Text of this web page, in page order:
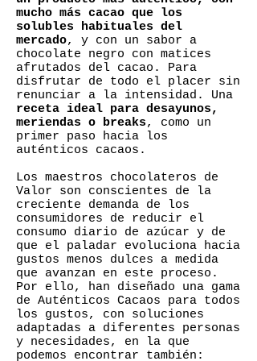
mucho más cacao que los
solubles habituales del
mercado, y con un sabor a
chocolate negro con matices
afrutados del cacao. Para
disfrutar de todo el placer sin
renunciar a la intensidad. Una
receta ideal para desayunos,
meriendas o breaks, como un
primer paso hacia los
auténticos cacaos.
Los maestros chocolateros de
Valor son conscientes de la
creciente demanda de los
consumidores de reducir el
consumo diario de azúcar y de
que el paladar evoluciona hacia
gustos menos dulces a medida
que avanzan en este proceso.
Por ello, han diseñado una gama
de Auténticos Cacaos para todos
los gustos, con soluciones
adaptadas a diferentes personas
y necesidades, en la que
podemos encontrar también: